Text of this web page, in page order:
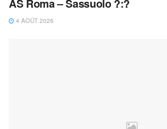
AS Roma – Sassuolo ?:?
4 AOÛT 2026